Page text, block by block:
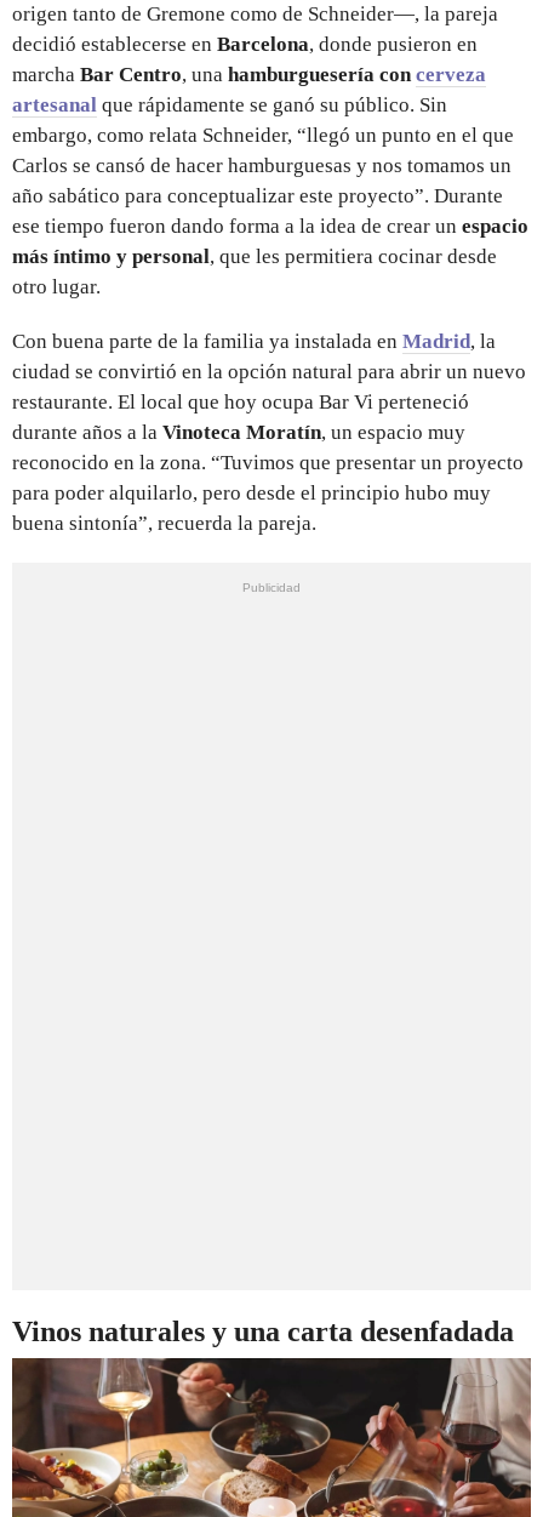
origen tanto de Gremone como de Schneider—, la pareja
decidió establecerse en Barcelona, donde pusieron en
marcha Bar Centro, una hamburguesería concerveza
artesanal que rápidamente se ganó su público. Sin
embargo, como relata Schneider, “llegó un punto en el que
Carlos se cansó de hacer hamburguesas y nos tomamos un
año sabático para conceptualizar este proyecto”. Durante
ese tiempo fueron dando forma a la idea de crear un espacio
más íntimo y personal, que les permitiera cocinar desde
otro lugar.
Con buena parte de la familia ya instalada en Madrid, la
ciudad se convirtió en la opción natural para abrir un nuevo
restaurante. El local que hoy ocupa Bar Vi perteneció
durante años a la Vinoteca Moratín, un espacio muy
reconocido en la zona. “Tuvimos que presentar un proyecto
para poder alquilarlo, pero desde el principio hubo muy
buena sintonía”, recuerda la pareja.
Vinos naturales y una carta desenfadada